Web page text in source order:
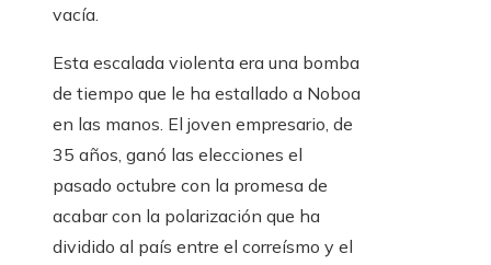
vacía.
Esta escalada violenta era una bomba
de tiempo que le ha estallado a Noboa
en las manos. El joven empresario, de
35 años, ganó las elecciones el
pasado octubre con la promesa de
acabar con la polarización que ha
dividido al país entre el correísmo y el